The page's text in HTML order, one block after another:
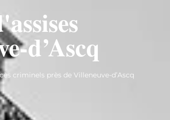
d’Ascq
criminels près de Villeneuve-d’Ascq